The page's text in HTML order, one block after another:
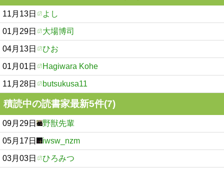
11月13日 よし
01月29日 大場博司
04月13日 ひお
01月01日 Hagiwara Kohe
11月28日 butsukusa11
積読中の読書家最新5件(7)
09月29日 野獣先輩
05月17日 iwsw_nzm
03月03日 ひろみつ